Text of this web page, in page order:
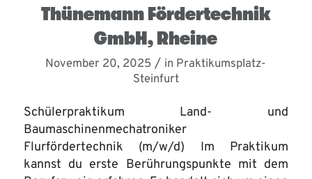
Thünemann Fördertechnik
GmbH, Rheine
November 20, 2025 / in Praktikumsplatz-
Steinfurt
Schülerpraktikum Land- und
Baumaschinenmechatroniker
Flurfördertechnik (m/w/d) Im Praktikum
kannst du erste Berührungspunkte mit dem